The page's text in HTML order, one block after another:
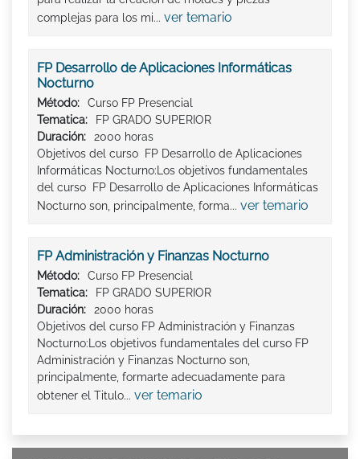
complejas para los mi... ver temario
FP Desarrollo de Aplicaciones Informáticas
Nocturno
Método:
Curso FP Presencial
Tematica:
FP GRADO SUPERIOR
Duración:
2000 horas
Objetivos del curso FP Desarrollo de Aplicaciones
Informáticas Nocturno:Los objetivos fundamentales
del curso FP Desarrollo de Aplicaciones Informáticas
Nocturno son, principalmente, forma... ver temario
FP Administración y Finanzas Nocturno
Método:
Curso FP Presencial
Tematica:
FP GRADO SUPERIOR
Duración:
2000 horas
Objetivos del curso FP Administración y Finanzas
Nocturno:Los objetivos fundamentales del curso FP
Administración y Finanzas Nocturno son,
principalmente, formarte adecuadamente para
obtener el Titulo... ver temario